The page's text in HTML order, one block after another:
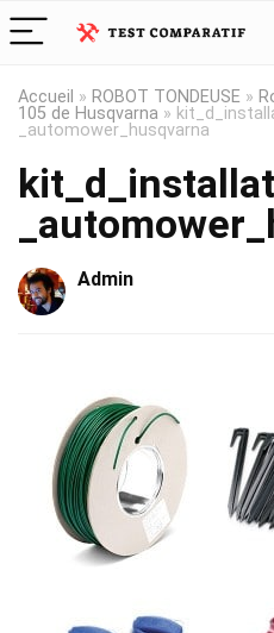
Accueil » ROBOT TONDEUSE »
105 de Husqvarna »
_automower_husqvarna
Admin